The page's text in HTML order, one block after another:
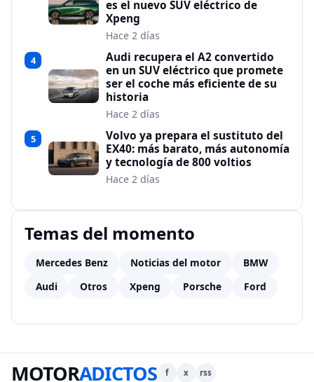
es el nuevo SUV eléctrico de
Xpeng
Hace 2 días
4
Audi recupera el A2 convertido
en un SUV eléctrico que promete
ser el coche más eficiente de su
historia
Hace 2 días
5
Volvo ya prepara el sustituto del
EX40: más barato, más autonomía
y tecnología de 800 voltios
Hace 2 días
Temas del momento
Mercedes Benz Noticias del motor
BMW
Audi
Otros Xpeng Porsche Ford
MOTORADICTOS f x rss